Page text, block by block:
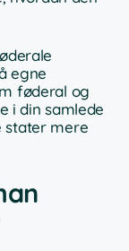
egne
føderal og
i din samlede
stater mere